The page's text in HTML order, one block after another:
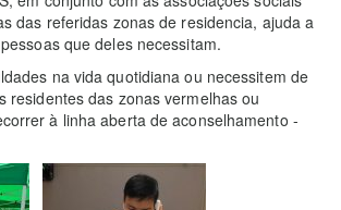
das referidas zonas de residencia, ajuda a
que deles necessitam.
na vida quotidiana ou necessitem de
residentes das zonas vermelhas ou
à linha aberta de aconselhamento -